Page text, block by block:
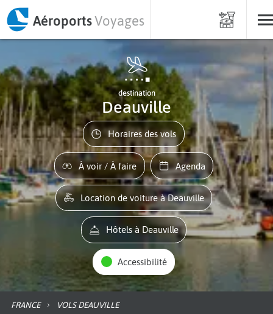
AéroportsVoyages
destination
Deauville
Horaires des vols
À voir / À faire Agenda
Location de voiture à Deauville
Hôtels à Deauville
Accessibilité
FRANCE VOLS DEAUVILLE